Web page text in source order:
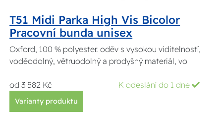
T51 Midi Parka High Vis Bicolor
Pracovní bunda unisex
Oxford, 100 % polyester. oděv s vysokou viditelností,
voděodolný, větruodolný a prodyšný materiál, vo
od 3 582 Kč K odeslání do 1 dne
Varianty produktu